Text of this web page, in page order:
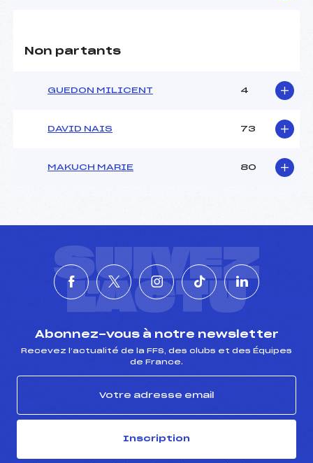
Non partants
GUEDON MILICENT 4
DAVID NAIS 73
MAKUCH MARIE 80
SUIVEZ
L'ACTU
Abonnez-vous à notre newsletter
Recevez l’actualité de la FFS, des clubs et des Équipes
de France.
Inscription